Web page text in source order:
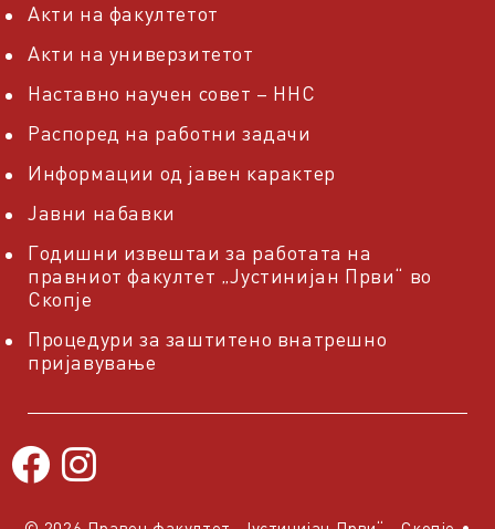
Акти на факултетот
Акти на универзитетот
Наставно научен совет – ННС
Распоред на работни задачи
Информации од јавен карактер
Јавни набавки
Годишни извештаи за работата на
правниот факултет „Јустинијан Први“ во
Скопје
Процедури за заштитено внатрешно
пријавување